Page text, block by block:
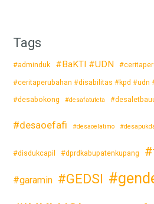
Tags
#adminduk #BaKTI #UDN
#ceritaperubahan #disabilitas #kpd #udn
#desabokong #desafatuteta
#desaoefafi #desaoelatimo
#disdukcapil #dprdkabupatenkupang
#garamin #GEDSI